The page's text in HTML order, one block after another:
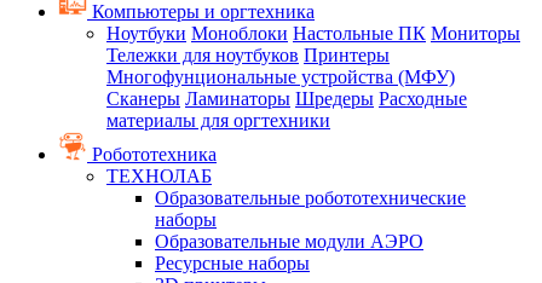
Компьютеры и оргтехника
Ноутбуки Моноблоки Настольные ПК Мониторы
Тележки для ноутбуков Принтеры
Многофунциональные устройства (МФУ)
Сканеры Ламинаторы Шредеры Расходные
материалы для оргтехники
Робототехника
ТЕХНОЛАБ
Образовательные робототехнические
наборы
Образовательные модули АЭРО
Ресурсные наборы